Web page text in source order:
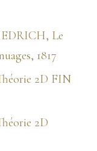
Le
1817
2D FIN
2D